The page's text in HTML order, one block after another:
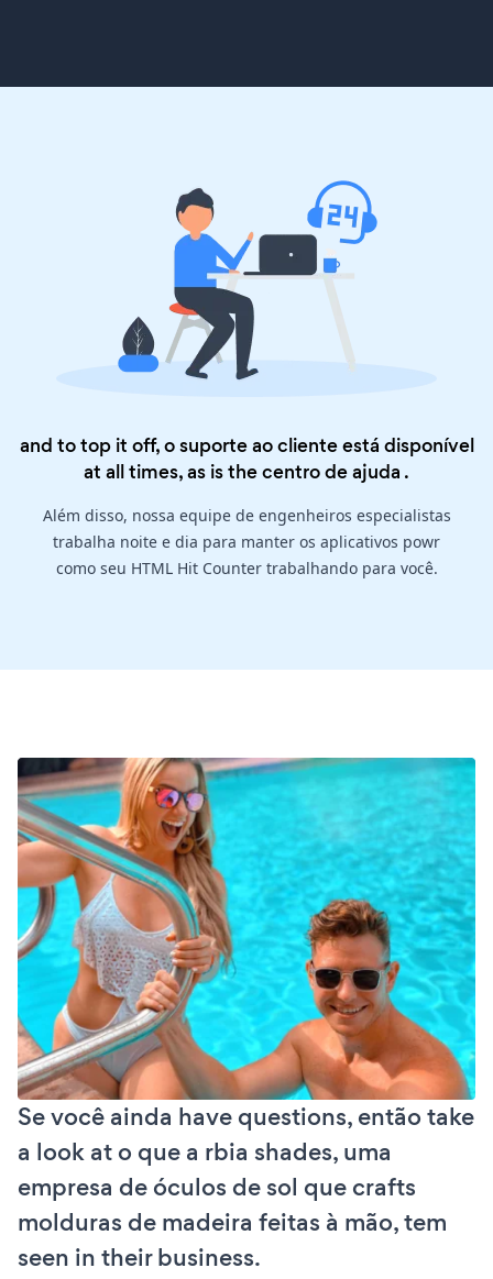
and to top it off, o suporte ao cliente está disponível
at all times, as is thecentro de ajuda .
Além disso, nossa equipe de engenheiros especialistas
trabalha noite e dia para manter os aplicativos powr
como seu HTML Hit Counter trabalhando para você.
Se você ainda have questions, então take
a look at o que a rbia shades, uma
empresa de óculos de sol que crafts
molduras de madeira feitas à mão, tem
seen in their business.